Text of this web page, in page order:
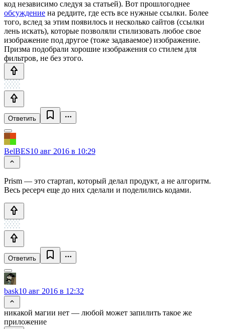
код независимо следуя за статьей). Вот прошлогоднее
обсуждение на реддите, где есть все нужные ссылки. Более
того, вслед за этим появилось и несколько сайтов (ссылки
лень искать), которые позволяли стилизовать любое свое
изображение под другое (тоже задаваемое) изображение.
Призма подобрали хорошие изображения со стилем для
фильтров, не без этого.
Ответить
BelBES10 авг 2016 в 10:29
Prism — это стартап, который делал продукт, а не алгоритм.
Весь ресерч еще до них сделали и поделились кодами.
Ответить
bask10 авг 2016 в 12:32
никакой магии нет — любой может запилить такое же
приложение